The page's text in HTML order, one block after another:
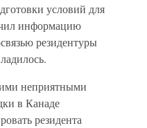
условий для
информацию
резидентуры
неприятными
в Канаде
резидента